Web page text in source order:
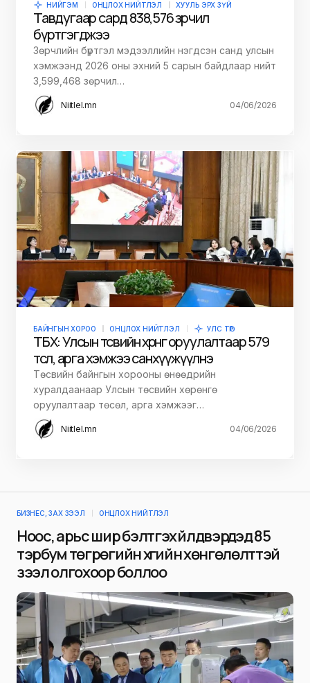
НИЙГЭМ ОНЦЛОХ НИЙТЛЭЛ ХУУЛЬ ЭРХ ЗҮЙ
Тавдугаар сард 838,576 зөрчил
бүртгэгджээ
Зөрчлийн бүртгэл мэдээллийн нэгдсэн санд улсын
хэмжээнд 2026 оны эхний 5 сарын байдлаар нийт
3,599,468 зөрчил…
Niitlel.mn 04/06/2026
БАЙНГЫН ХОРОО ОНЦЛОХ НИЙТЛЭЛ УЛС ТӨР
ТБХ: Улсын төсвийн хөрөнгө оруулалтаар 579
төсөл, арга хэмжээ санхүүжүүлнэ
Төсвийн байнгын хорооны өнөөдрийн
хуралдаанаар Улсын төсвийн хөрөнгө
оруулалтаар төсөл, арга хэмжээг…
Niitlel.mn 04/06/2026
БИЗНЕС, ЗАХ ЗЭЭЛ ОНЦЛОХ НИЙТЛЭЛ
Ноос, арьс шир бэлтгэх үйлдвэрүүдэд 85
тэрбум төгрөгийн хүүгийн хөнгөлөлттэй
зээл олгохоор боллоо